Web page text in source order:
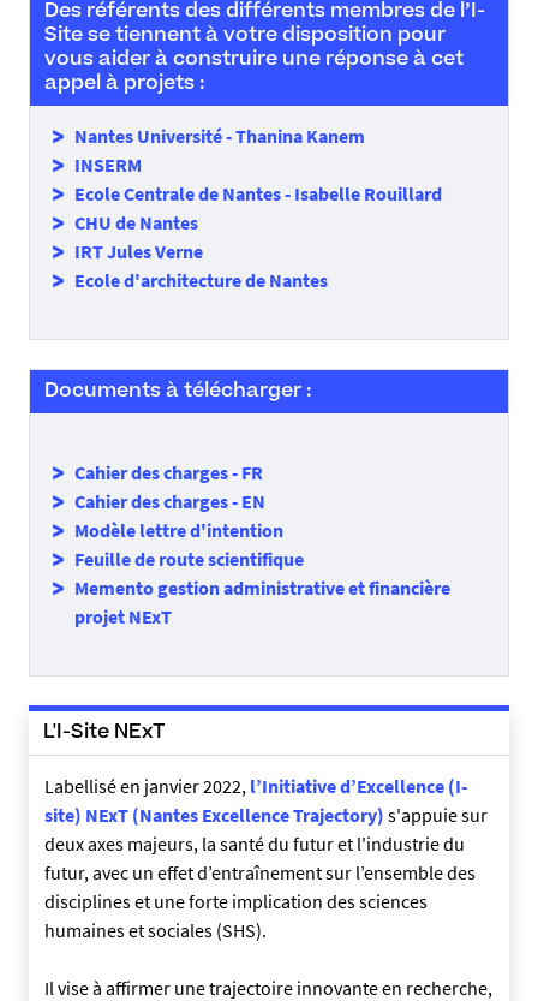
Des référents des différents membres de l’I-
Site se tiennent à votre disposition pour
vous aider à construire une réponse à cet
appel à projets :
Nantes Université - Thanina Kanem
INSERM
Ecole Centrale de Nantes - Isabelle Rouillard
CHU de Nantes
IRT Jules Verne
Ecole d'architecture de Nantes
Documents à télécharger :
Cahier des charges - FR
Cahier des charges - EN
Modèle lettre d'intention
Feuille de route scientifique
Memento gestion administrative et financière
projet NExT
L'I-Site NExT
Labellisé en janvier 2022, l’Initiative d’Excellence (I-
site) NExT (Nantes Excellence Trajectory) s'appuie sur
deux axes majeurs, la santé du futur et l'industrie du
futur, avec un effet d’entraînement sur l’ensemble des
disciplines et une forte implication des sciences
humaines et sociales (SHS).
Il vise à affirmer une trajectoire innovante en recherche,